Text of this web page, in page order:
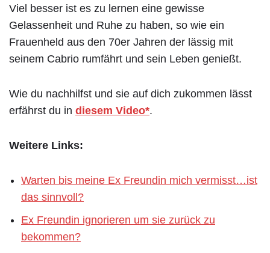
Viel besser ist es zu lernen eine gewisse
Gelassenheit und Ruhe zu haben, so wie ein
Frauenheld aus den 70er Jahren der lässig mit
seinem Cabrio rumfährt und sein Leben genießt.
Wie du nachhilfst und sie auf dich zukommen lässt
erfährst du in diesem Video*.
Weitere Links:
Warten bis meine Ex Freundin mich vermisst…ist
das sinnvoll?
Ex Freundin ignorieren um sie zurück zu
bekommen?